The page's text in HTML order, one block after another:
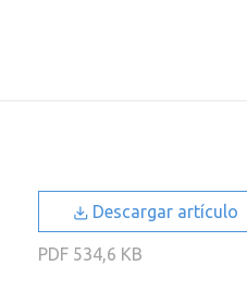
2006 2005 2004 2003
2002 2001
Descargar artículo
PDF534,6 KB